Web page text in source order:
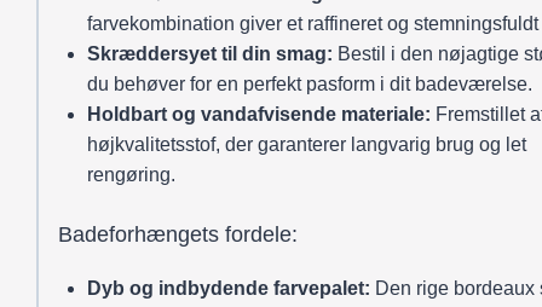
farvekombination giver et raffineret og
Skræddersyet til din smag: Bestil i den nøjagtige
du behøver for en perfekt pasform i dit badeværelse.
Holdbart og vandafvisende materiale: Fremstillet
højkvalitetsstof, der garanterer langvarig brug og let
rengøring.
Badeforhængets fordele:
Dyb og indbydende farvepalet: Den rige bordeaux